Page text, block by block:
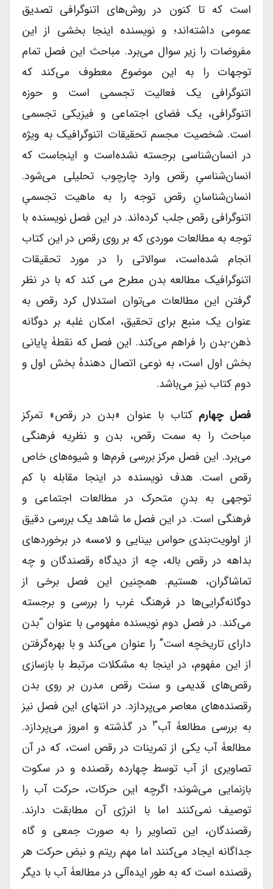
است که تا کنون در روش‌های اتنوگرافی تصدیق
عمومی داشته‌اند؛ و نویسنده اینجا بخشی از این
مفروضات را زیر سوال می‌برد. مباحث این فصل تمام
توجهات را به این موضوع معطوف می‌کند که
اتنوگرافی یک فعالیت تجسمی است و حوزه
اتنوگرافی، یک فضای اجتماعی و فیزیکی تجسمی
است. شخصیت مجسم تحقیقات اتنوگرافیک به ویژه
در انسان‌شناسی برجسته نشده‌است و اینجاست که
انسان‌شناسیِ رقص وارد چارچوب تحلیلی می‌شود.
انسان‌شناسانِ رقص توجه را به ماهیت تجسمیِ
اتنوگرافی رقص جلب کرده‌اند. در این فصل نویسنده با
توجه به مطالعات موردی که بر روی رقص در این کتاب
انجام شده‌است، سوالاتی را در مورد تحقیقات
اتنوگرافیک مطالعه بدن مطرح می کند که با در نظر
گرفتن این مطالعات می‌توان استدلال کرد رقص به
عنوان یک منبع برای تحقیق، امکان غلبه بر دوگانه
ذهن-بدن را فراهم می‌کند. این فصل که نقطۀ پایانی
بخش اول است، به نوعی اتصال دهندۀ بخش اول و
دوم کتاب نیز می‌باشد.
فصل چهارمکتاب با عنوان «بدن در رقص» تمرکز
مباحث را به سمت رقص، بدن و نظریه فرهنگی
می‌برد. این فصل مرکز بررسی فرم‌ها و شیوه‌های خاص
رقص است. هدف نویسنده در اینجا مقابله با کم
توجهی به بدنِ متحرک در مطالعات اجتماعی و
فرهنگی است. در این فصل ما شاهد یک بررسی دقیق
از اولویت‌بندی حواس بینایی و لامسه در برخوردهای
بداهه در رقص باله، چه از دیدگاه رقصندگان و چه
تماشاگران، هستیم. همچنین این فصل برخی از
دوگانه‌گرایی‌ها در فرهنگ غرب را بررسی و برجسته
می‌کند. در فصل دوم نویسنده مفهومی با عنوان “بدن
دارای تاریخچه است” را عنوان می‌کند و با بهره‌گرفتن
از این مفهوم، در اینجا به مشکلات مرتبط با بازسازی
رقص‌های قدیمی و سنت رقص مدرن بر روی بدن
رقصنده‌های معاصر می‌پردازد. در انتهای این فصل نیز
به بررسی مطالعۀ آب۳ در گذشته و امروز می‌پردازد.
مطالعۀ آب یکی از تمرینات در رقص است، که در آن
تصاویری از آب توسط چهارده رقصنده و در سکوت
بازنمایی می‌شوند؛ اگرچه این حرکات، حرکت آب را
توصیف نمی‌کنند اما با انرژی آن مطابقت دارند.
رقصندگان، این تصاویر را به صورت جمعی و گاه
جداگانه ایجاد می‌کنند اما مهم ریتم و نبض حرکت هر
رقصنده است که به طور ایده‌آلی در مطالعۀ آب با دیگر